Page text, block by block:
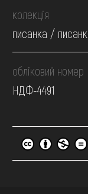
колекція
писанка /
обліковий номер
НДФ-4491